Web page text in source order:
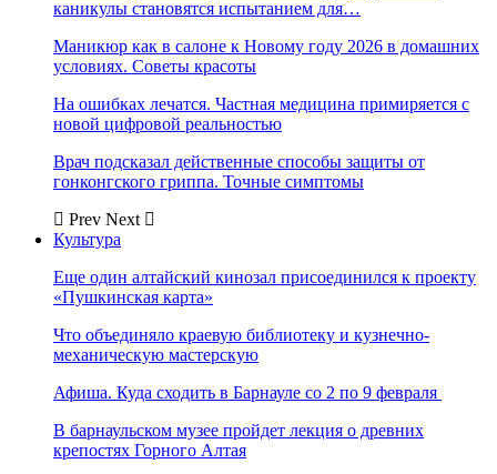
каникулы становятся испытанием для…
Маникюр как в салоне к Новому году 2026 в домашних
условиях. Советы красоты
На ошибках лечатся. Частная медицина примиряется с
новой цифровой реальностью
Врач подсказал действенные способы защиты от
гонконгского гриппа. Точные симптомы
Prev Next
Культура
Еще один алтайский кинозал присоединился к проекту
«Пушкинская карта»
Что объединяло краевую библиотеку и кузнечно-
механическую мастерскую
Афиша. Куда сходить в Барнауле со 2 по 9 февраля
В барнаульском музее пройдет лекция о древних
крепостях Горного Алтая